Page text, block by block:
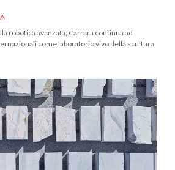
robotica avanzata, Carrara continua ad
come laboratorio vivo della scultura